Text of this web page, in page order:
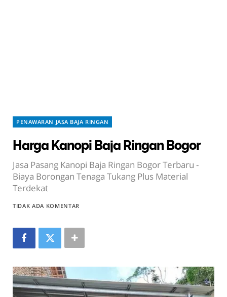
PENAWARAN JASA BAJA RINGAN
Harga Kanopi Baja Ringan Bogor
Jasa Pasang Kanopi Baja Ringan Bogor Terbaru -
Biaya Borongan Tenaga Tukang Plus Material
Terdekat
TIDAK ADA KOMENTAR